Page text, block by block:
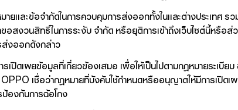
และข้อจำกัดในการควบคุมการส่งออกทั้งในและต่างประเทศ ร
าขอสงวนสิทธิ์ในการระงับ จำกัด หรือยุติการเข้าถึงเว็บไซต์นี้ห
ส่งออกดังกล่าว
เปิดเผยข้อมูลที่เกี่ยวข้องเสมอ เพื่อให้เป็นไปตามกฎหมายระเ
เชื่อว่ากฎหมายที่บังคับใช้กำหนดหรืออนุญาตให้มีการเปิ
องกันการฉ้อโกง